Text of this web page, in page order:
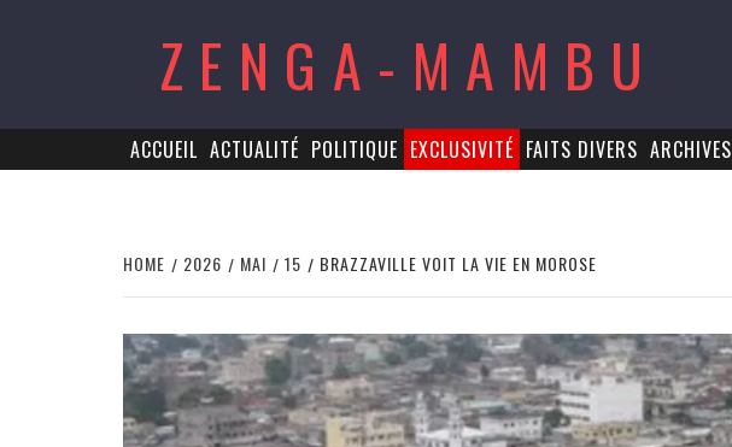
ZENGA-MAMBU
ACCUEIL ACTUALITÉ POLITIQUE EXCLUSIVITÉ FAITS DIVERS ARCHIVES
HOME 2026 MAI 15 BRAZZAVILLE VOIT LA VIE EN MOROSE